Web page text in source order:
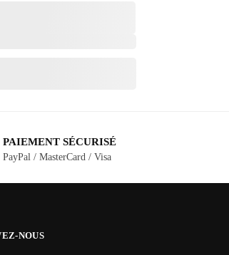
PAIEMENT SÉCURISÉ
PayPal / MasterCard / Visa
NOUS